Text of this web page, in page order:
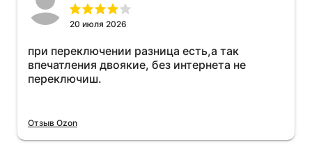
20 июля 2026
при переключении разница есть,а так
впечатления двоякие, без интернета не
переключиш.
Отзыв Ozon